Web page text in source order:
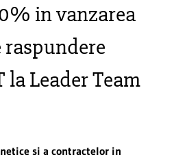
in vanzarea
Leader Team
si a contractelor in